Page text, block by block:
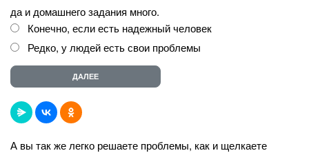
да и домашнего задания много.
Конечно, если есть надежный человек
Редко, у людей есть свои проблемы
А вы так же легко решаете проблемы, как и щелкаете